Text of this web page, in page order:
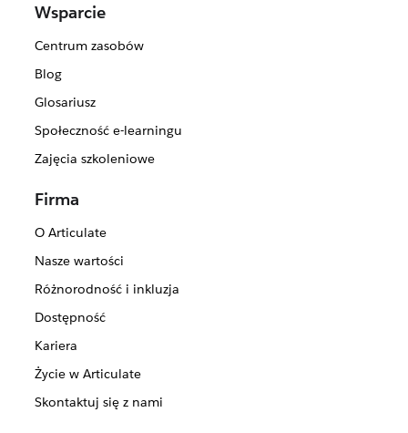
Wsparcie
Centrum zasobów
Blog
Glosariusz
Społeczność e-learningu
Zajęcia szkoleniowe
Firma
O Articulate
Nasze wartości
Różnorodność i inkluzja
Dostępność
Kariera
Życie w Articulate
Skontaktuj się z nami